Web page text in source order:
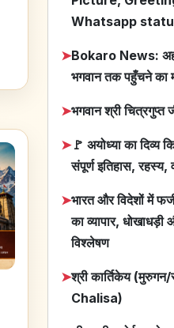
Whatsapp
➤Bokaro News:
भगवान तक पहुँचने का
➤भगवान श्री चित्रगुप्त
➤🚩 अयोध्या का दिव्य
संपूर्ण इतिहास,
➤भारत और विदेशों में
का व्यापार, धोखाधड़ी
विश्लेषण
➤श्री कार्तिकेय
Chalisa)